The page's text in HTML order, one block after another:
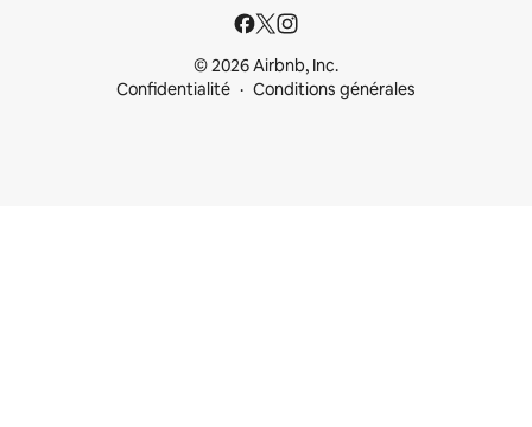
© 2026 Airbnb, Inc.
Confidentialité
Conditions générales